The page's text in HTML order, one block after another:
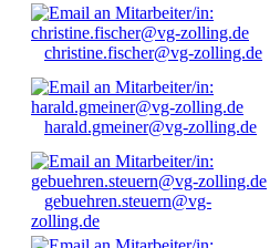
christine.fischer@vg-zolling.de
harald.gmeiner@vg-zolling.de
gebuehren.steuern@vg-
zolling.de